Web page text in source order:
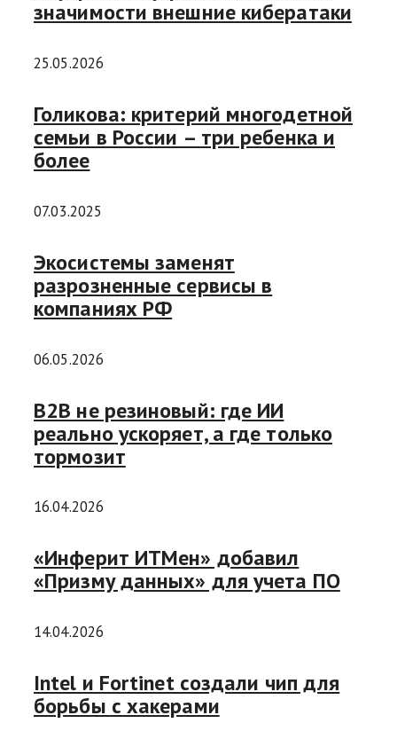
значимости внешние кибератаки
25.05.2026
Голикова: критерий многодетной
семьи в России – три ребенка и
более
07.03.2025
Экосистемы заменят
разрозненные сервисы в
компаниях РФ
06.05.2026
B2B не резиновый: где ИИ
реально ускоряет, а где только
тормозит
16.04.2026
«Инферит ИТМен» добавил
«Призму данных» для учета ПО
14.04.2026
Intel и Fortinet создали чип для
борьбы с хакерами